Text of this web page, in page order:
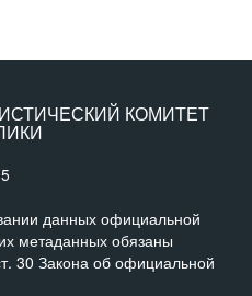
КОМИТЕТ
данных официальной
метаданных обязаны
30 Закона об официальной